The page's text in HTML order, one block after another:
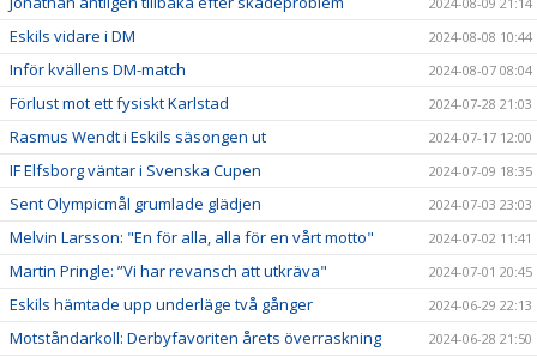
Eskils vidare i DM 2024-08-08 10:44
Inför kvällens DM-match 2024-08-07 08:04
Förlust mot ett fysiskt Karlstad 2024-07-28 21:03
Rasmus Wendt i Eskils säsongen ut 2024-07-17 12:00
IF Elfsborg väntar i Svenska Cupen 2024-07-09 18:35
Sent Olympicmål grumlade glädjen 2024-07-03 23:03
Melvin Larsson: "En för alla, alla för en vårt motto" 2024-07-02 11:41
Martin Pringle: ”Vi har revansch att utkräva" 2024-07-01 20:45
Eskils hämtade upp underläge två gånger 2024-06-29 22:13
Motståndarkoll: Derbyfavoriten årets överraskning 2024-06-28 21:50